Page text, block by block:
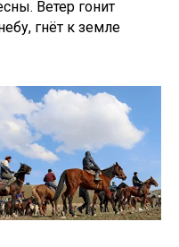
Ветер гонит
гнёт к земле